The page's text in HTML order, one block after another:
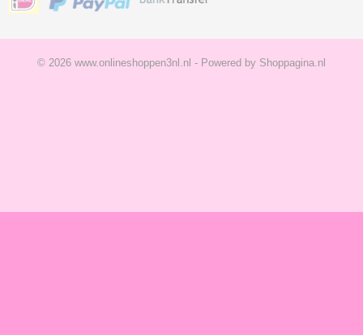
© 2026 www.onlineshoppen3nl.nl - Powered by Shoppagina.nl